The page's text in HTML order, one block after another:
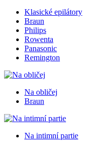
Klasické epilátory
Braun
Philips
Rowenta
Panasonic
Remington
Na obličej
Braun
Na intimní partie